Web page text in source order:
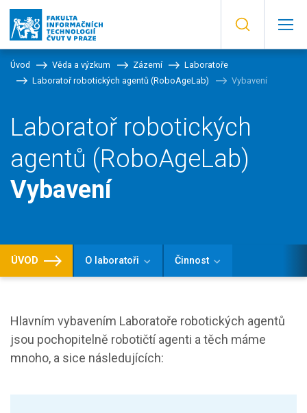
Úvod Věda a výzkum Zázemí
Laboratoře
Laboratoř robotických agentů (RoboAgeLab)
Vybavení
Laboratoř robotických
agentů (RoboAgeLab)
Vybavení
ÚVOD O laboratoři Činnost
Hlavním vybavením Laboratoře robotických agentů
jsou pochopitelně robotičtí agenti a těch máme
mnoho, a sice následujících: